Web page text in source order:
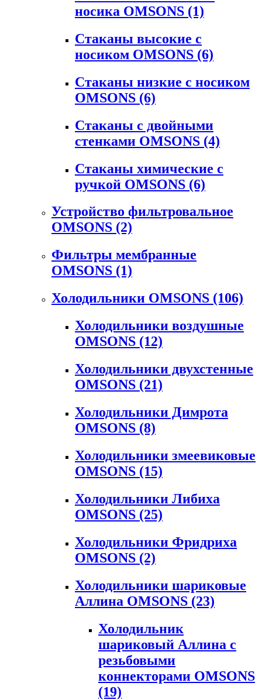
носика OMSONS (1)
Стаканы высокие с
носиком OMSONS (6)
Стаканы низкие с носиком
OMSONS (6)
Стаканы с двойными
стенками OMSONS (4)
Стаканы химические с
ручкой OMSONS (6)
Устройство фильтровальное
OMSONS (2)
Фильтры мембранные
OMSONS (1)
Холодильники OMSONS (106)
Холодильники воздушные
OMSONS (12)
Холодильники двухстенные
OMSONS (21)
Холодильники Димрота
OMSONS (8)
Холодильники змеевиковые
OMSONS (15)
Холодильники Либиха
OMSONS (25)
Холодильники Фридриха
OMSONS (2)
Холодильники шариковые
Аллина OMSONS (23)
Холодильник
шариковый Аллина с
резьбовыми
коннекторами OMSONS
(19)